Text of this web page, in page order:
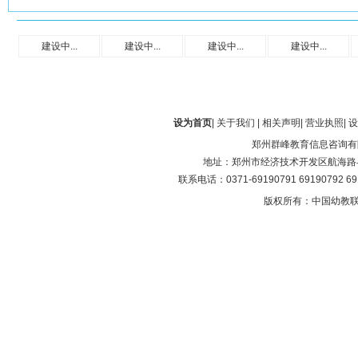
建设中... 建设中... 建设中... 建设中...
设为首页 关于我们 相关声明 营业执照
郑州群峰教育信息咨询
地址：郑州市经济技术开发区航海
联系电话：0371-69190791 69190792
版权所有：中国幼